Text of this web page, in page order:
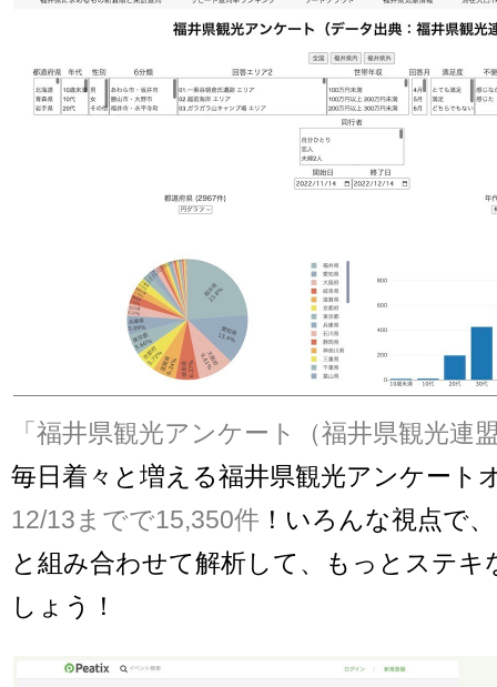
「福井県観光アンケート（福井県観光連
毎日着々と増える福井県観光アンケート
12/13までで15,350件 ！いろんな視点で
と組み合わせて解析して、もっとステキ
しょう！